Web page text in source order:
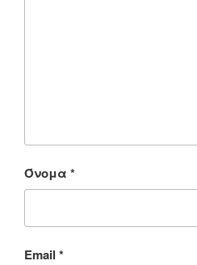
Όνομα *
Email *